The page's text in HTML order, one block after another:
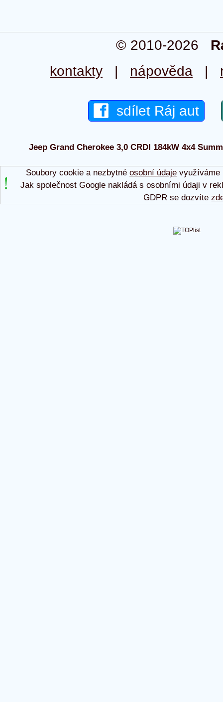
© 2010-2026
kontakty | nápověda |
sdílet Ráj aut
Jeep Grand Cherokee 3,0 CRDI 184kW 4x4
Soubory cookie a nezbytné osobní údajevyužíváme
Jak společnost Google nakládá s osobními údaji v
GDPR se dozvíte